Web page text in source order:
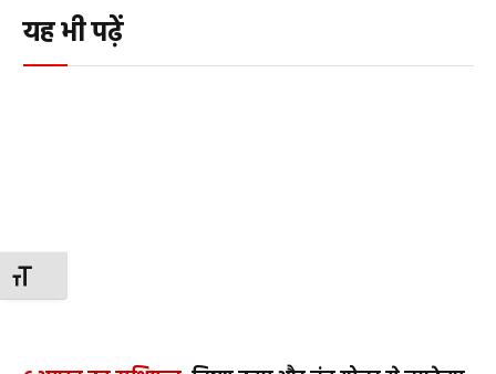
TOGGLE FONT SIZE
यह भी पढ़ें